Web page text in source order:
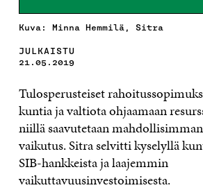
Kuva: Minna Hemmilä, Sitra
JULKAISTU
21.05.2019
Tulosperusteiset
kuntia ja valtiota ohjaamaan
niillä saavutetaan
vaikutus. Sitra selvitti kyselyllä
SIB-hankkeista ja laajemmin
vaikuttavuusinvestoimisesta.